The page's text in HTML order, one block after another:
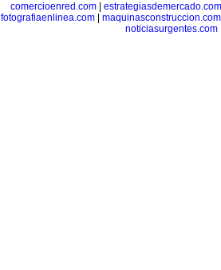
comercioenred.com| estrategiasdemercado.com
fotografiaenlinea.com
maquinasconstruccion.com
noticiasurgentes.com